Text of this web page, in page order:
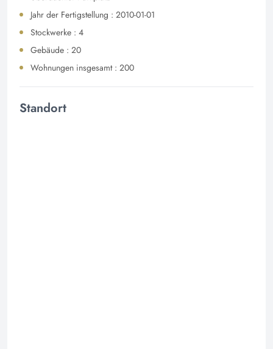
Jahr der Fertigstellung : 2010-01-01
Stockwerke : 4
Gebäude : 20
Wohnungen insgesamt : 200
Standort